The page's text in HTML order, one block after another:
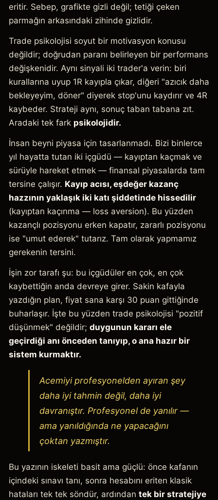
eritir. Sebep, grafikte gizli değil; tetiği çeken
parmağın arkasındaki zihinde gizlidir.
Trade psikolojisi soyut bir motivasyon konusu
değildir; doğrudan paranı belirleyen bir performans
değişkenidir. Aynı sinyali iki trader'a verin: biri
kurallarına uyup 1R kayıpla çıkar, diğeri "azıcık daha
bekleyeyim, döner" diyerek stop'unu kaydırır ve 4R
kaybeder. Strateji aynı, sonuç taban tabana zıt.
Aradaki tek fark psikolojidir.
İnsan beyni piyasa için tasarlanmadı. Bizi binlerce
yıl hayatta tutan iki içgüdü — kayıptan kaçmak ve
sürüyle hareket etmek — finansal piyasalarda tam
tersine çalışır. Kayıp acısı, eşdeğer kazanç
hazzının yaklaşık iki katı şiddetinde hissedilir
(kayıptan kaçınma — loss aversion). Bu yüzden
kazançlı pozisyonu erken kapatır, zararlı pozisyonu
ise "umut ederek" tutarız. Tam olarak yapmamız
gerekenin tersini.
İşin zor tarafı şu: bu içgüdüler en çok, en çok
kaybettiğin anda devreye girer. Sakin kafayla
yazdığın plan, fiyat sana karşı 30 puan gittiğinde
buharlaşır. İşte bu yüzden trade psikolojisi "pozitif
düşünmek" değildir; duygunun kararı ele
geçirdiği anı önceden tanıyıp, o ana hazır bir
sistem kurmaktır.
Acemiyi profesyonelden ayıran şey
daha iyi tahmin değil, daha iyi
davranıştır. Profesyonel de yanılır —
ama yanıldığında ne yapacağını
çoktan yazmıştır.
Bu yazının iskeleti basit ama güçlü: önce kafanın
içindeki sınavı tanı, sonra hesabını eriten klasik
hataları tek tek söndür, ardından tek bir stratejiye